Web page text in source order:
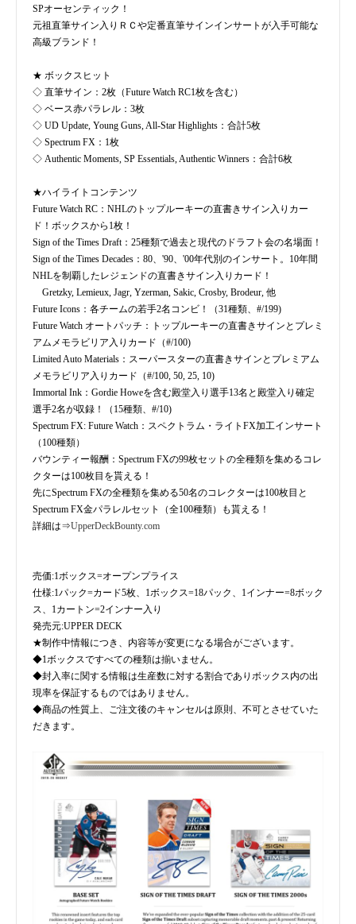
SPオーセンティック！
元祖直筆サイン入りＲＣや定番直筆サインインサートが入手可能な
高級ブランド！
★ ボックスヒット
◇ 直筆サイン：2枚（Future Watch RC1枚を含む）
◇ ベース赤パラレル：3枚
◇ UD Update, Young Guns, All-Star Highlights：合計5枚
◇ Spectrum FX：1枚
◇ Authentic Moments, SP Essentials, Authentic Winners：合計6枚
★ハイライトコンテンツ
Future Watch RC：NHLのトップルーキーの直書きサイン入りカー
ド！ボックスから1枚！
Sign of the Times Draft：25種類で過去と現代のドラフト会の名場面！
Sign of the Times Decades：80、'90、'00年代別のインサート。10年間
NHLを制覇したレジェンドの直書きサイン入りカード！
Gretzky, Lemieux, Jagr, Yzerman, Sakic, Crosby, Brodeur, 他
Future Icons：各チームの若手2名コンビ！（31種類、#/199)
Future Watch オートパッチ：トップルーキーの直書きサインとプレミ
アムメモラビリア入りカード（#/100)
Limited Auto Materials：スーパースターの直書きサインとプレミアム
メモラビリア入りカード（#/100, 50, 25, 10)
Immortal Ink：Gordie Howeを含む殿堂入り選手13名と殿堂入り確定
選手2名が収録！（15種類、#/10)
Spectrum FX: Future Watch：スペクトラム・ライトFX加工インサート
（100種類）
バウンティー報酬：Spectrum FXの99枚セットの全種類を集めるコレ
クターは100枚目を貰える！
先にSpectrum FXの全種類を集める50名のコレクターは100枚目と
Spectrum FX金パラレルセット（全100種類）も貰える！
詳細は⇒UpperDeckBounty.com
売価:1ボックス=オープンプライス
仕様:1パック=カード5枚、1ボックス=18パック、1インナー=8ボック
ス、1カートン=2インナー入り
発売元:UPPER DECK
★制作中情報につき、内容等が変更になる場合がございます。
◆1ボックスですべての種類は揃いません。
◆封入率に関する情報は生産数に対する割合でありボックス内の出
現率を保証するものではありません。
◆商品の性質上、ご注文後のキャンセルは原則、不可とさせていた
だきます。